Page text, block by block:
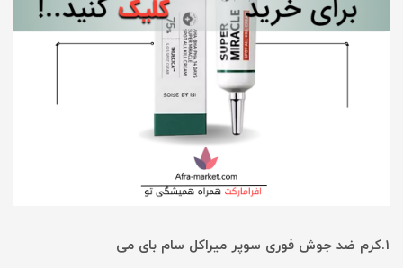
1. کرم ضد جوش فوری سوپر میراکل سام بای می